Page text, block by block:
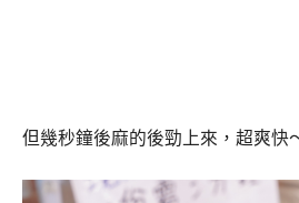
但幾秒鐘後麻的後勁上來，超爽快